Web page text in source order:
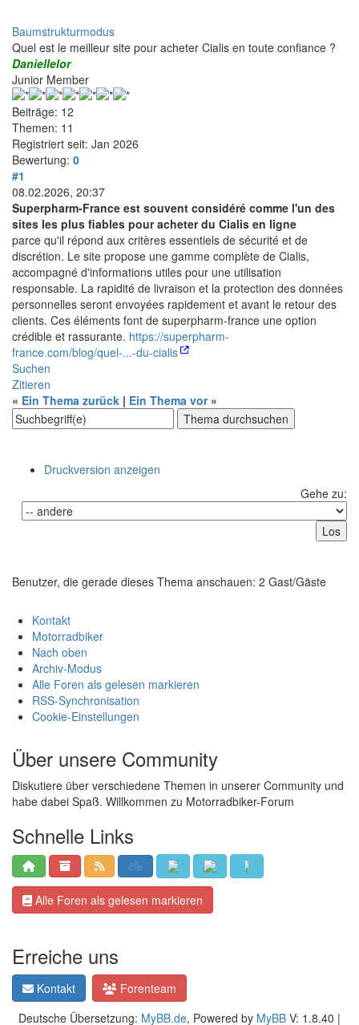
Baumstrukturmodus
Quel est le meilleur site pour acheter Cialis en toute confiance ?
Daniellelor
Junior Member
Beiträge: 12
Themen: 11
Registriert seit: Jan 2026
Bewertung: 0
#1
08.02.2026, 20:37
Superpharm-France est souvent considéré comme l'un des
sites les plus fiables pour acheter du Cialis en ligne
parce qu'il répond aux critères essentiels de sécurité et de
discrétion. Le site propose une gamme complète de Cialis,
accompagné d'informations utiles pour une utilisation
responsable. La rapidité de livraison et la protection des données
personnelles seront envoyées rapidement et avant le retour des
clients. Ces éléments font de superpharm-france une option
crédible et rassurante. https://superpharm-
france.com/blog/quel-...-du-cialis
Suchen
Zitieren
« Ein Thema zurück | Ein Thema vor»
Druckversion anzeigen
Gehe zu:
Benutzer, die gerade dieses Thema anschauen: 2 Gast/Gäste
Kontakt
Motorradbiker
Nach oben
Archiv-Modus
Alle Foren als gelesen markieren
RSS-Synchronisation
Cookie-Einstellungen
Über unsere Community
Diskutiere über verschiedene Themen in unserer Community und
habe dabei Spaß. Willkommen zu Motorradbiker-Forum
Schnelle Links
Alle Foren als gelesen markieren
Erreiche uns
Kontakt
Forenteam
Deutsche Übersetzung: MyBB.de, Powered by MyBB V: 1.8.40 |